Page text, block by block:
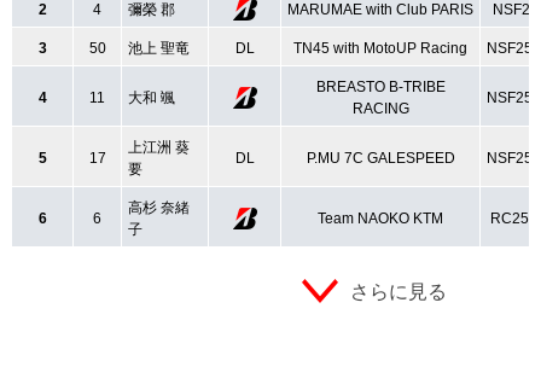
2 4 彌榮 郡 MARUMAE with Club PARIS
3 50 池上 聖竜 DL TN45 with MotoUP Racing
4 11 大和 颯
BREASTO B-TRIBE
RACING
5 17
上江洲 葵
要
DL P.MU 7C GALESPEED
6 6
高杉 奈緒
子
Team NAOKO KTM
さらに見る